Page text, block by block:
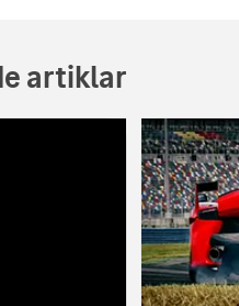
artiklar